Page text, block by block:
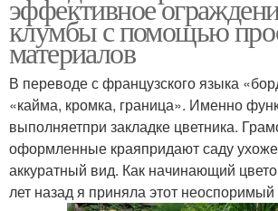
Пластиковое
ограждение
Лента
Декоративные
ограждения
эффективное
клумбы с помощью
материалов
В переводе с французского языка
«кайма, кромка, граница». Именно
выполняетпри закладке цветника.
оформленные краяпридают саду
аккуратный вид. Как начинающий
лет назад я приняла этот